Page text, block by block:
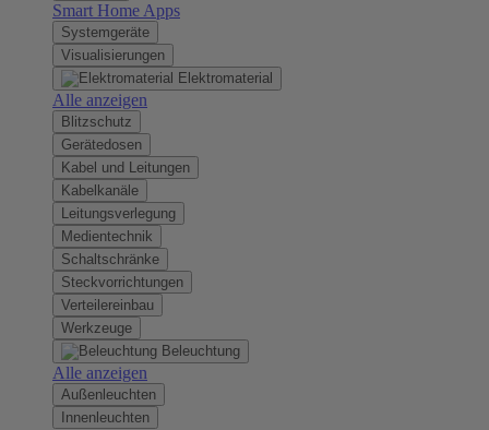
Smart Home Apps
Systemgeräte
Visualisierungen
Elektromaterial
Alle anzeigen
Blitzschutz
Gerätedosen
Kabel und Leitungen
Kabelkanäle
Leitungsverlegung
Medientechnik
Schaltschränke
Steckvorrichtungen
Verteilereinbau
Werkzeuge
Beleuchtung
Alle anzeigen
Außenleuchten
Innenleuchten